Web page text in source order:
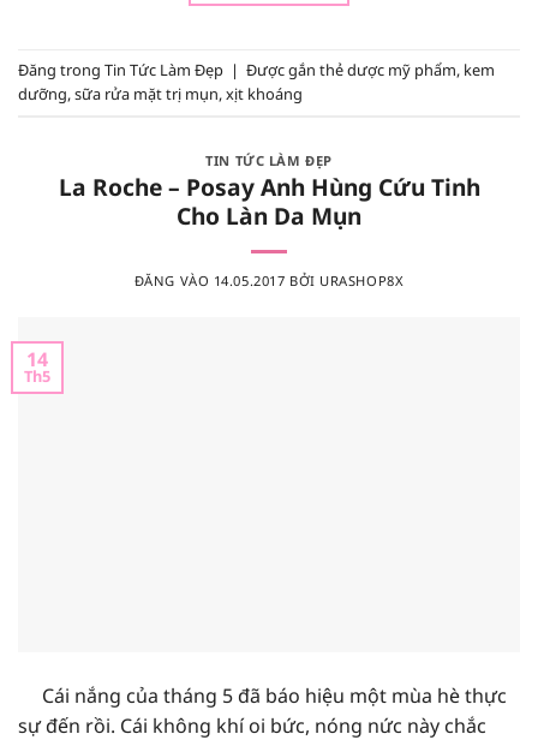
Đăng trong Tin Tức Làm Đẹp | Được gắn thẻdược mỹ phẩm, kem
dưỡng,sữa rửa mặt trị mụn,xịt khoáng
TIN TỨC LÀM ĐẸP
La Roche – Posay Anh Hùng Cứu Tinh
Cho Làn Da Mụn
ĐĂNG VÀO 14.05.2017 BỞI URASHOP8X
14
Th5
Cái nắng của tháng 5 đã báo hiệu một mùa hè thực
sự đến rồi. Cái không khí oi bức, nóng nức này chắc